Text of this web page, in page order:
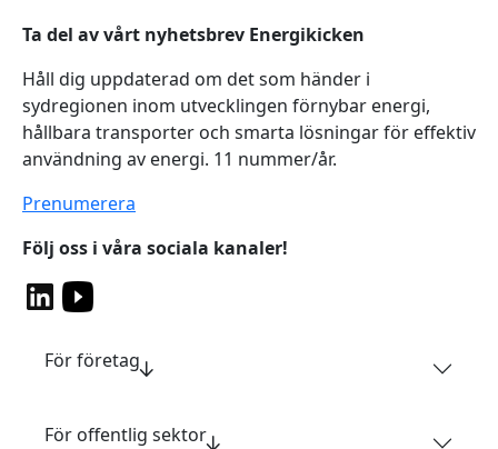
Ta del av vårt nyhetsbrev Energikicken
Håll dig uppdaterad om det som händer i
sydregionen inom utvecklingen förnybar energi,
hållbara transporter och smarta lösningar för effektiv
användning av energi. 11 nummer/år.
Prenumerera
Följ oss i våra sociala kanaler!
För företag
För offentlig sektor